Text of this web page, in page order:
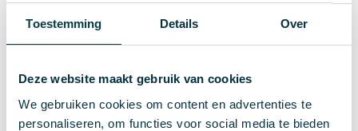
Toestemming Details Over
Deze website maakt gebruik van cookies
We gebruiken cookies om content en advertenties te
personaliseren, om functies voor social media te bieden
Materiaal kunststof
Gewicht 24 g
Merk REEVES